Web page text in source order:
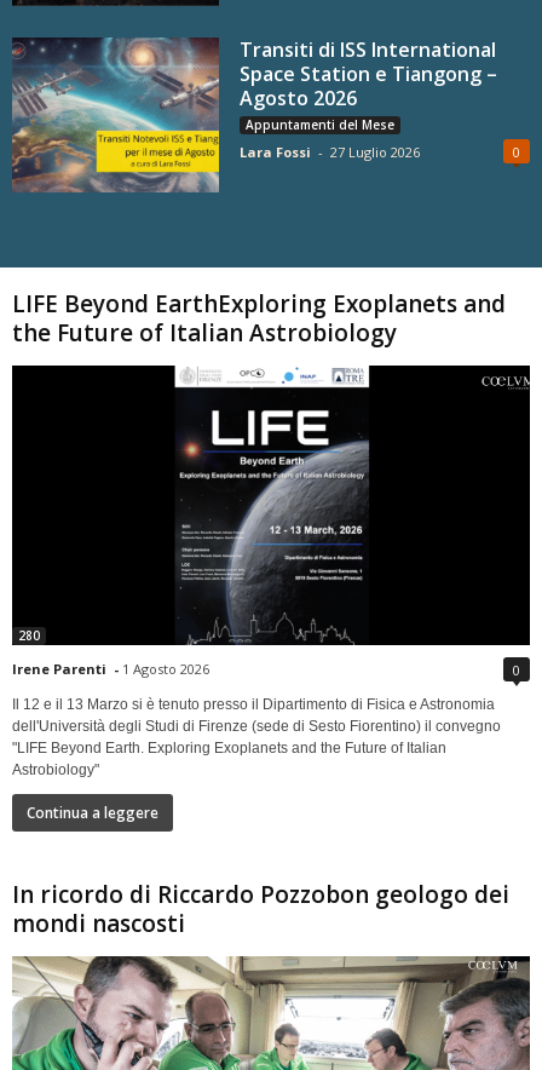
Transiti di ISS International
Space Station e Tiangong –
Agosto 2026
Appuntamenti del Mese
Lara Fossi - 27 Luglio 2026 0
LIFE Beyond EarthExploring Exoplanets and
the Future of Italian Astrobiology
280
Irene Parenti - 1 Agosto 2026 0
Il 12 e il 13 Marzo si è tenuto presso il Dipartimento di Fisica e Astronomia
dell'Università degli Studi di Firenze (sede di Sesto Fiorentino) il convegno
"LIFE Beyond Earth. Exploring Exoplanets and the Future of Italian
Astrobiology"
Continua a leggere
In ricordo di Riccardo Pozzobon geologo dei
mondi nascosti